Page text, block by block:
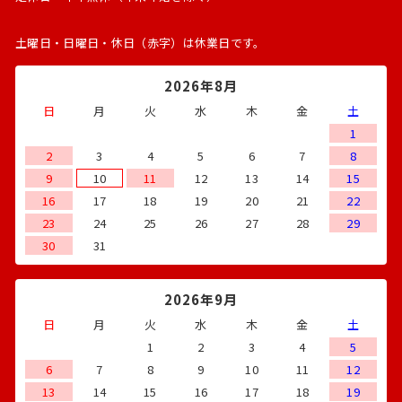
土曜日・日曜日・休日（赤字）は休業日です。
2026年8月
日 月 火 水 木 金
土
1
2
3 4 5 6 7
8
9
10 11 12 13 14
15
16
17 18 19 20 21
22
23
24 25 26 27 28
29
30
31
2026年9月
日 月 火 水 木 金
土
1
2 3 4
5
6
7 8 9 10 11
12
13
14 15 16 17 18 19